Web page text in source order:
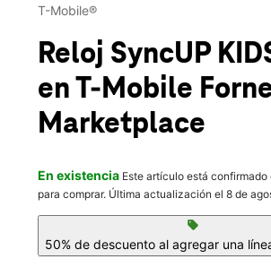
Vie.:10:00 a.m. a 8:00 p.m.
location_on
630 E US Highway 80 Ste 636 Forney,
T-Mobile®
Reloj SyncUP
en T-Mobile
Marketplace
En existencia Este artículo está
para comprar. Última actualización el 8 de
sell
50% de descuento al agregar una